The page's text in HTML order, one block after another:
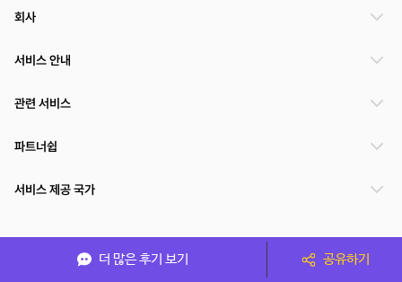
더 많은 후기 보기 공유하기
회사
서비스 안내
관련 서비스
파트너쉽
서비스 제공 국가
(주)NSPACE 사업자정보